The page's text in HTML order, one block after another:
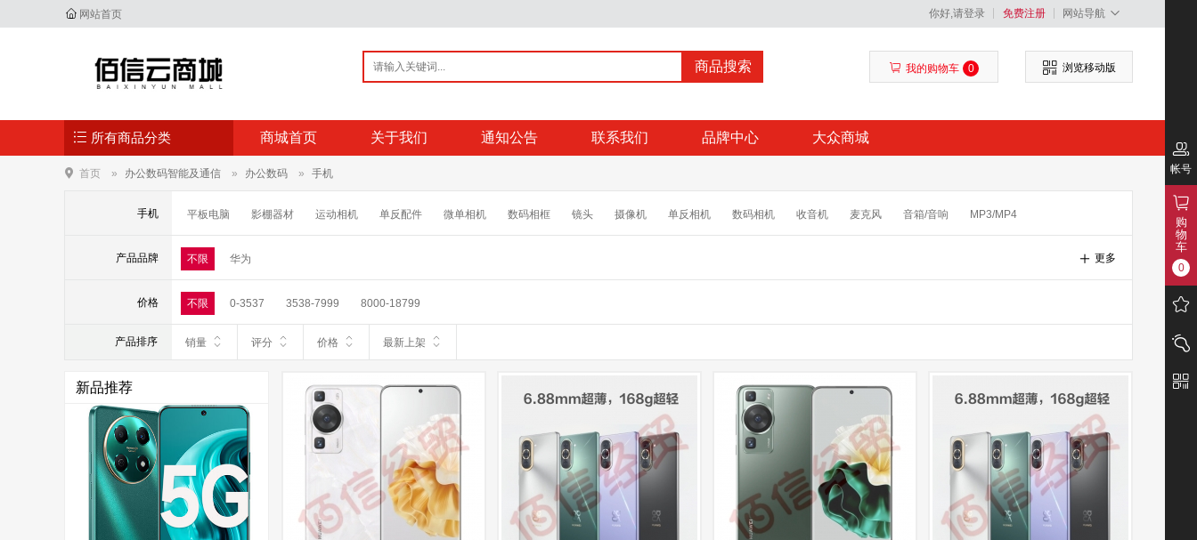
网站首页 你好,请登录 免费注册 网站导航
商品搜索 我的购物车 0 浏览移动版
所有商品分类 商城首页 关于我们 通知公告 联系我们 品牌中心 大众商城
首页 办公数码智能及通信 办公数码 手机
手机 平板电脑 影棚器材 运动相机 单反配件 微单相机 数码相框 镜头 摄像机 单反相机 数码相机 收音机 麦克风 音箱/音响 MP3/MP4
手持稳定器
产品品牌 不限 华为 更多
价格 不限 0-3537 3538-7999 8000-18799
产品排序 销量 评分 价格 最新上架
新品推荐
帐号
购
物
车
0